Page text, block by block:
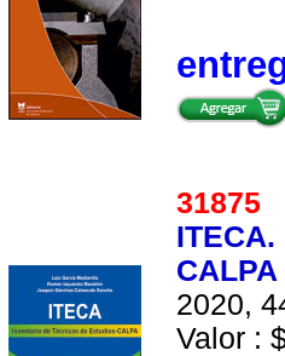
31875
ITECA.
CALPA
2020,
Valor :